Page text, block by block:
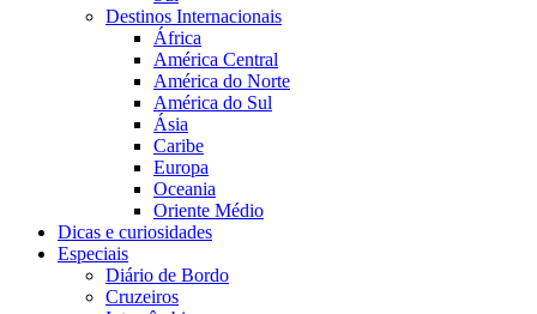
Destinos Internacionais
África
América Central
América do Norte
América do Sul
Ásia
Caribe
Europa
Oceania
Oriente Médio
Dicas e curiosidades
Especiais
Diário de Bordo
Cruzeiros